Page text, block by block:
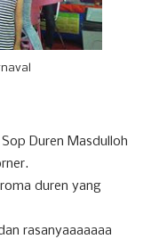
Duren Masdulloh
duren yang
rasanyaaaaaaa